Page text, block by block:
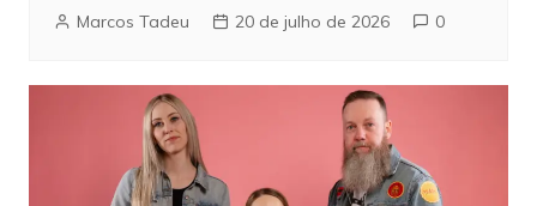
Marcos Tadeu 20 de julho de 2026 0